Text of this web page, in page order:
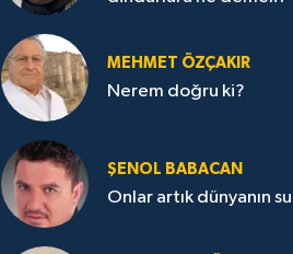
MEHMET ÖZÇAKIR
Nerem doğru ki?
ŞENOL BABACAN
Onlar artık dünyanın